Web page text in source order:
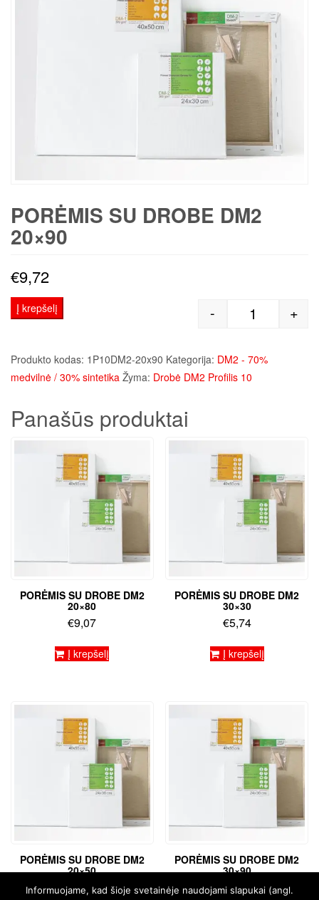
PORĖMIS SU DROBE DM2
20×90
€9,72
produkto
- +
Į krepšelį
Produkto kodas: 1P10DM2-20x90 Kategorija: DM2 - 70%
medvilnė / 30% sintetika Žyma: Drobė DM2 Profilis 10
Panašūs produktai
PORĖMIS SU DROBE DM2
20×80
€9,07
Į krepšelį
PORĖMIS SU DROBE DM2
30×30
€5,74
Į krepšelį
PORĖMIS SU DROBE DM2
20×50
€6,31
PORĖMIS SU DROBE DM2
30×90
€13,95
Informuojame, kad šioje svetainėje naudojami slapukai (angl.